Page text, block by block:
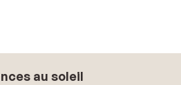
au soleil